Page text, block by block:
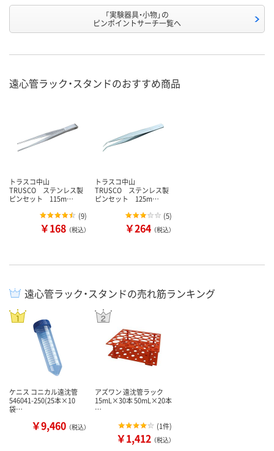
「実験器具・小物」の
ピンポイントサーチ一覧へ
遠心管ラック・スタンドのおすすめ商品
トラスコ中山
TRUSCO ステンレス製
ピンセット 115m…
(9)
￥168 （税込）
トラスコ中山
TRUSCO ステンレス製
ピンセット 125m…
(5)
￥264 （税込）
遠心管ラック・スタンドの売れ筋ランキング
ケニス コニカル遠沈管
546041-250(25本×10
袋…
￥9,460 （税込）
アズワン 遠沈管ラック
15mL×30本 50mL×20本
…
(1件)
￥1,412 （税込）